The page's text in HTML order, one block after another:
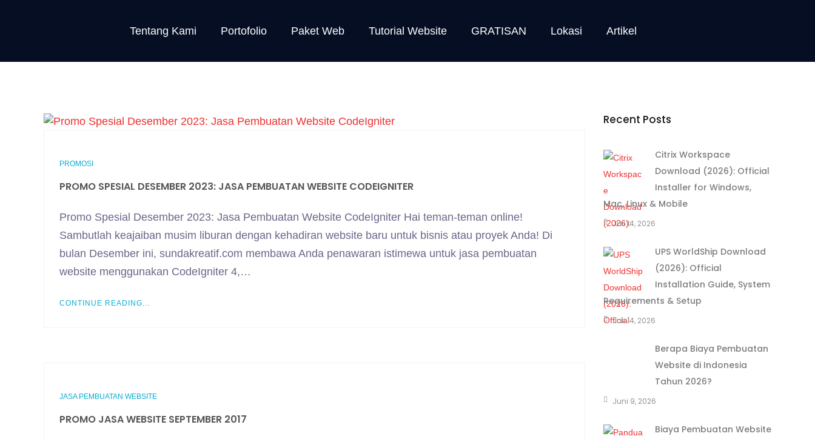
Tentang Kami Portofolio Paket Web Tutorial Website GRATISAN Lokasi Artikel
PROMOSI
PROMO SPESIAL DESEMBER 2023: JASA PEMBUATAN WEBSITE CODEIGNITER
Promo Spesial Desember 2023: Jasa Pembuatan Website CodeIgniter Hai teman-teman online!
Sambutlah keajaiban musim liburan dengan kehadiran website baru untuk bisnis atau proyek Anda! Di
bulan Desember ini, sundakreatif.com membawa Anda penawaran istimewa untuk jasa pembuatan
website menggunakan CodeIgniter 4,…
CONTINUE READING...
JASA PEMBUATAN WEBSITE
PROMO JASA WEBSITE SEPTEMBER 2017
Recent Posts
Citrix Workspace
Download (2026): Official
Installer for Windows,
Mac, Linux & Mobile
Juli 14, 2026
UPS WorldShip Download
(2026): Official
Installation Guide, System
Requirements & Setup
Juli 14, 2026
Berapa Biaya Pembuatan
Website di Indonesia
Tahun 2026?
Juni 9, 2026
Biaya Pembuatan Website